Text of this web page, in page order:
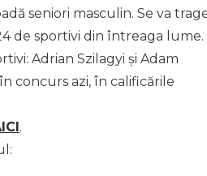
seniori masculin. Se va
de sportivi din întreaga lume.
Adrian Szilagyi și Adam
concurs azi, în calificările
.